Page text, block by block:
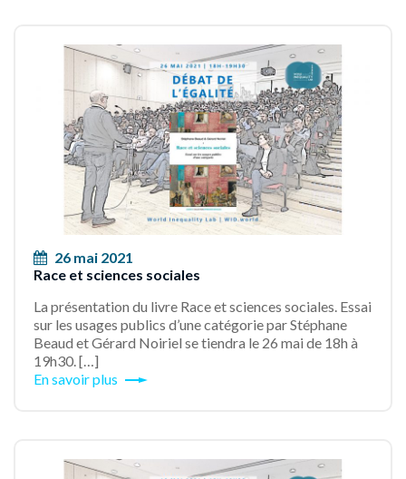
26 mai 2021
Race et sciences sociales
La présentation du livre Race et sciences sociales. Essai
sur les usages publics d’une catégorie par Stéphane
Beaud et Gérard Noiriel se tiendra le 26 mai de 18h à
19h30. […]
En savoir plus